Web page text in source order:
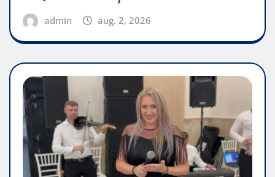
admin aug. 2, 2026